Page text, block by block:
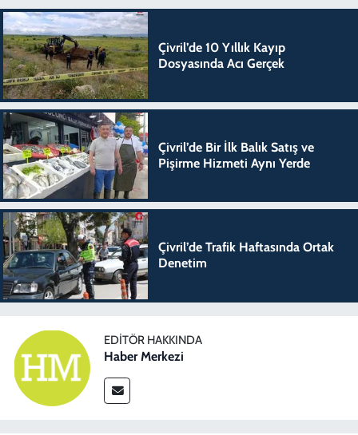
Çivril’de 10 Yıllık Kayıp
Dosyasında Acı Gerçek
Çivril’de Bir İlk Balık Satış ve
Pişirme Hizmeti Aynı Yerde
Çivril’de Trafik Haftasında Ortak
Denetim
EDITÖR HAKKINDA
Haber Merkezi